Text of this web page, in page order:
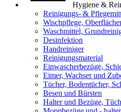
Hygiene &
Reinigungs- &
Wischpflege,
Waschmittel,
Desinfektion
Handreiniger
Reinigungsmaterial
Einwascherbezüge,
Eimer, Wachser und
Tücher, Bodentücher,
Besen und Bürsten
Halter und Bezüge,